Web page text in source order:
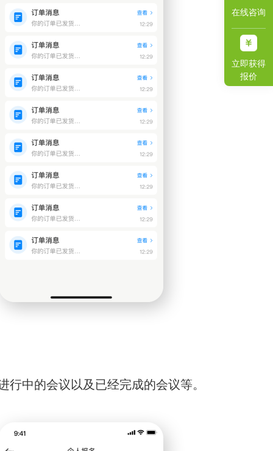
在线咨询
立即获得
报价
中的会议以及已经完成的会议等。